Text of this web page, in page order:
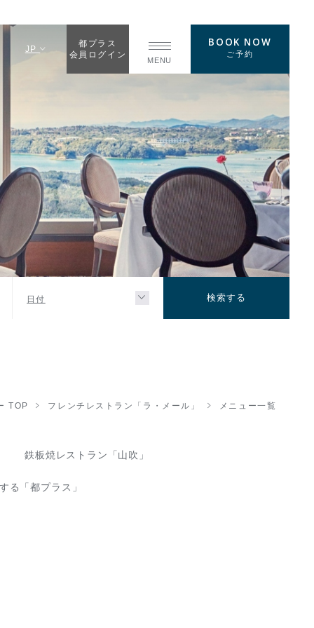
JP
都プラス
会員ログイン
MENU
BOOK NOW
ご予約
日付 検索する
TOP フレンチレストラン「ラ・メール」 メニュー一覧
鉄板焼レストラン「山吹」
る「都プラス」